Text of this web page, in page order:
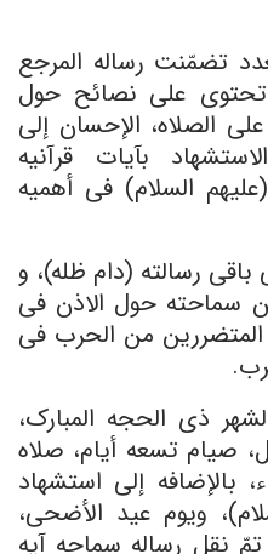
تضمّنت رساله المرجع
تحتوی علی نصائح حول
الصلاه، الإحسان إلى
بآیات قرآنیه
السلام) فی أهمیه
رسالته (دام ظله)، و
سماحته حول الاذن فی
من الحرب فی
ذی الحجه المبارک،
صیام تسعه أیام، صلاه
بالإضافه إلى استشهاد
ویوم عید الأضحى،
تمّ نقل رساله سماحه آیه